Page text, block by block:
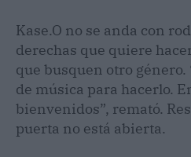
Kase.O no se anda con
derechas que quiere
que busquen otro
de música para hacerlo.
bienvenidos”, remató.
puerta no está abierta.